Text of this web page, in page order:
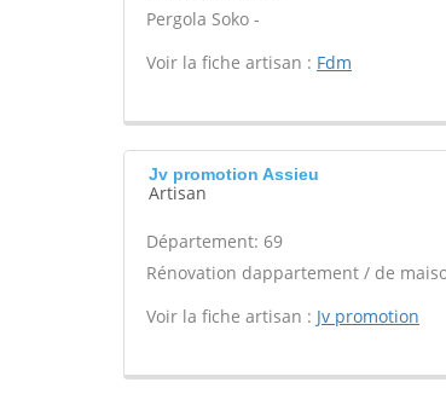
Pergola Soko -
Voir la fiche artisan : Fdm
Jv promotion Assieu
Artisan
Département: 69
Rénovation dappartement / de
Voir la fiche artisan : Jv promotion